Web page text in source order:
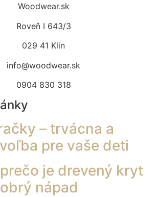
Woodwear.sk
Roveň I 643/3
029 41 Klin
info@woodwear.sk
0904 830 318
– trvácna a
pre vaše deti
je drevený kryt
nápad